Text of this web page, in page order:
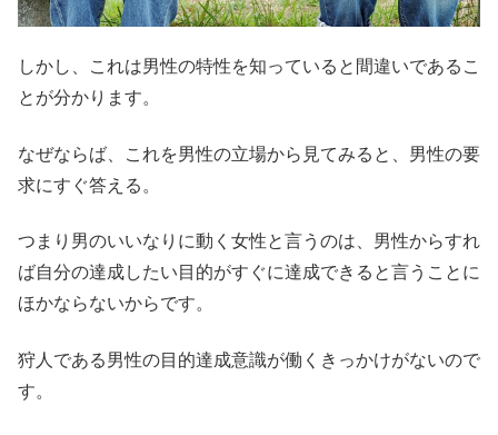
しかし、これは男性の特性を知っていると間違いであるこ
とが分かります。
なぜならば、これを男性の立場から見てみると、男性の要
求にすぐ答える。
つまり男のいいなりに動く女性と言うのは、男性からすれ
ば自分の達成したい目的がすぐに達成できると言うことに
ほかならないからです。
狩人である男性の目的達成意識が働くきっかけがないので
す。